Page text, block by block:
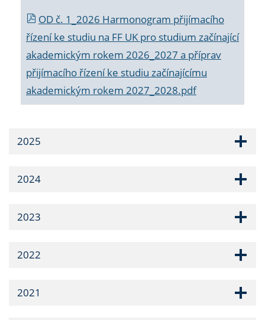
OD č. 1_2026 Harmonogram přijímacího
řízení ke studiu na FF UK pro studium začínající
akademickým rokem 2026_2027 a příprav
přijímacího řízení ke studiu začínajícímu
akademickým rokem 2027_2028.pdf
2025
2024
2023
2022
2021